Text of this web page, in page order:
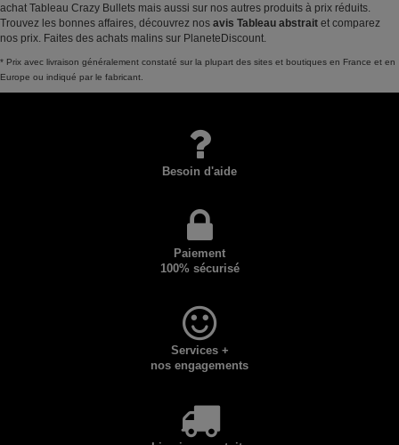
achat Tableau Crazy Bullets mais aussi sur nos autres produits à prix réduits.
Trouvez les bonnes affaires, découvrez nos avis Tableau abstrait et comparez
nos prix. Faites des achats malins sur PlaneteDiscount.
* Prix avec livraison généralement constaté sur la plupart des sites et boutiques en France et en
Europe ou indiqué par le fabricant.
Besoin d'aide
Paiement
100% sécurisé
Services +
nos engagements